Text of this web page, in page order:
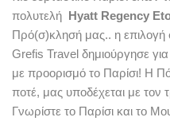
πολυτελή
Hyatt Regency
Πρό(σ)κλησή μας.. η επιλογή
Grefis Travel δημιούργησε
με προορισμό το Παρίσι! Η
ποτέ, μας υποδέχεται με τον
Γνωρίστε το Παρίσι και το